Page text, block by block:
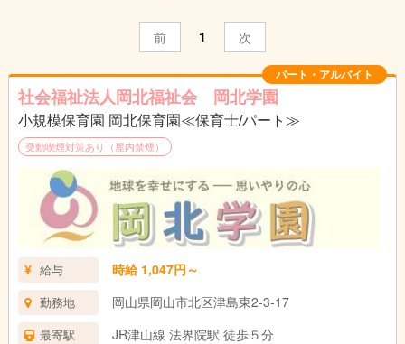
前 1 次
パート・アルバイト
社会福祉法人岡北福祉会 岡北学園
小規模保育園 岡北保育園≪保育士/パート≫
受動喫煙対策あり（屋内禁煙）
給与 時給 1,047円～
勤務地 岡山県岡山市北区津島東2-3-17
最寄駅 JR津山線 法界院駅 徒歩５分